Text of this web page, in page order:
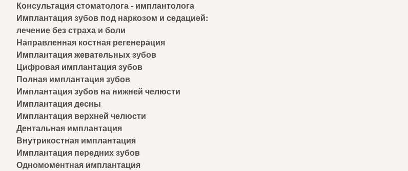
Консультация стоматолога - имплантолога
Имплантация зубов под наркозом и седацией:
лечение без страха и боли
Направленная костная регенерация
Имплантация жевательных зубов
Цифровая имплантация зубов
Полная имплантация зубов
Имплантация зубов на нижней челюсти
Имплантация десны
Имплантация верхней челюсти
Дентальная имплантация
Внутрикостная имплантация
Имплантация передних зубов
Одномоментная имплантация